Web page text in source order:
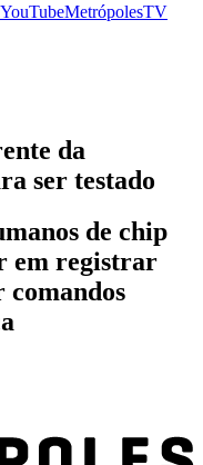
YouTubeMetrópolesTV
da
ser testado
de chip
em registrar
comandos